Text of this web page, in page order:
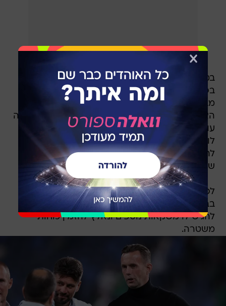
במידה שדבריי פגעו בנהגת המונית, אני מתנצל
בפניה בכנות ובכל הלב על כך", מסר דיילה. "אני
מבקש להתנצל גם בפני כל אנשי המועדון ובפני
האוהדות והאוהדים הנפלאים שלנו. התנהלות זו אינה
עומדת בסטנדרטים ובערכים שאני מציב לעצמי. אני
לוקח אחריות על הסיטואציה ומתחייב ללמוד ממנה,
להשתפר ולטפל בדברים הללו באופן מקצועי וראוי.
שוב, אני מתנצל בכנות".
לפני כחודש דיילה עלה לכותרות לאחר שהשתכר
בבר בפלורנטין, ובשלב מסוים בעלי המקום סירב
להגיש לו משקאות נוספים ונאלץ להזמין כוחות
משטרה.